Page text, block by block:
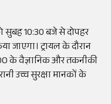
सुबह 10:30 बजे से दोपहर
जाएगा। ट्रायल के दौरान
के वैज्ञानिक और तकनीकी
उच्च सुरक्षा मानकों के